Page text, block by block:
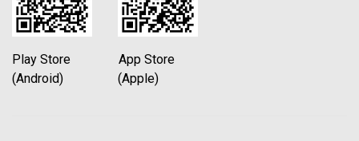
Play Store App Store
(Android) (Apple)